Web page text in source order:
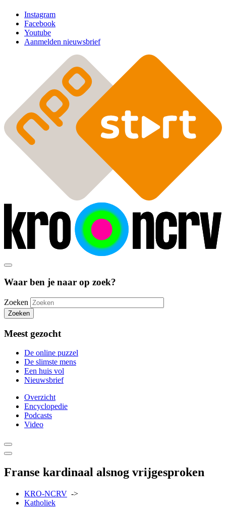
Instagram
Facebook
Youtube
Aanmelden nieuwsbrief
Waar ben je naar op zoek?
Zoeken
Zoeken
Meest gezocht
De online puzzel
De slimste mens
Een huis vol
Nieuwsbrief
Overzicht
Encyclopedie
Podcasts
Video
Franse kardinaal alsnog vrijgesproken
KRO-NCRV ->
Katholiek